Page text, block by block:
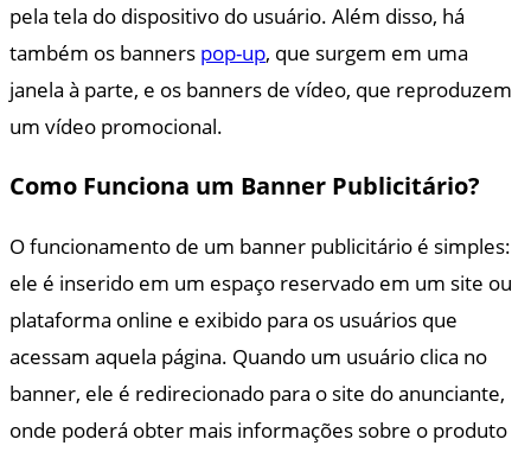
pela tela do dispositivo do usuário. Além disso, há
também os banners pop-up, que surgem em uma
janela à parte, e os banners de vídeo, que reproduzem
um vídeo promocional.
Como Funciona um Banner Publicitário?
O funcionamento de um banner publicitário é simples:
ele é inserido em um espaço reservado em um site ou
plataforma online e exibido para os usuários que
acessam aquela página. Quando um usuário clica no
banner, ele é redirecionado para o site do anunciante,
onde poderá obter mais informações sobre o produto